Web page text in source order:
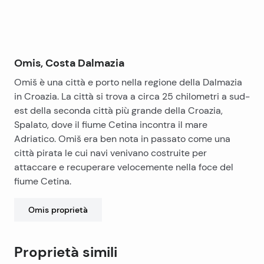
Omis, Costa Dalmazia
Omiš è una città e porto nella regione della Dalmazia
in Croazia. La città si trova a circa 25 chilometri a sud-
est della seconda città più grande della Croazia,
Spalato, dove il fiume Cetina incontra il mare
Adriatico. Omiš era ben nota in passato come una
città pirata le cui navi venivano costruite per
attaccare e recuperare velocemente nella foce del
fiume Cetina.
Omis proprietà
Proprietà simili